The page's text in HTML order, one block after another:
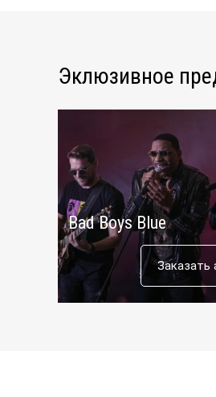
Эклюзивное
Bad Boys Blue
Заказать